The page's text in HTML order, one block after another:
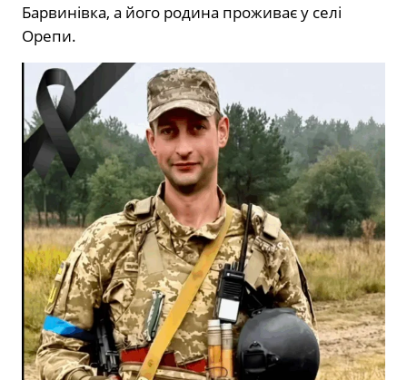
Барвинівка, а його родина проживає у селі
Орепи.